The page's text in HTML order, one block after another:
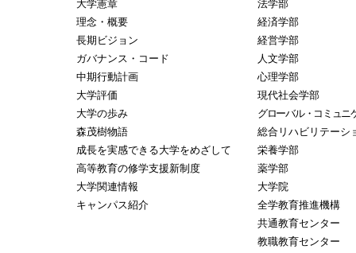
大学憲章
理念・概要
長期ビジョン
ガバナンス・コード
中期行動計画
大学評価
大学の歩み
森茂樹物語
成長を実感できる大学をめざして
高等教育の修学支援新制度
大学関連情報
キャンパス紹介
法学部
経済学部
経営学部
人文学部
心理学部
現代社会学部
グローバル・コミュニ
総合リハビリテーシ
栄養学部
薬学部
大学院
全学教育推進機構
共通教育センター
教職教育センター